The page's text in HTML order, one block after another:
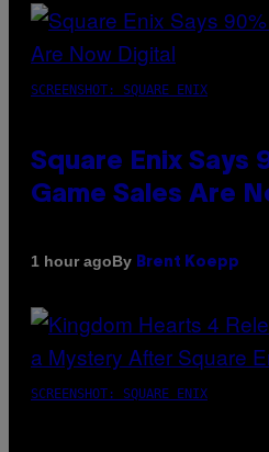
SCREENSHOT: SQUARE ENIX
Square Enix Says
Game Sales Are
1 hour agoBy Brent Koepp
SCREENSHOT: SQUARE ENIX